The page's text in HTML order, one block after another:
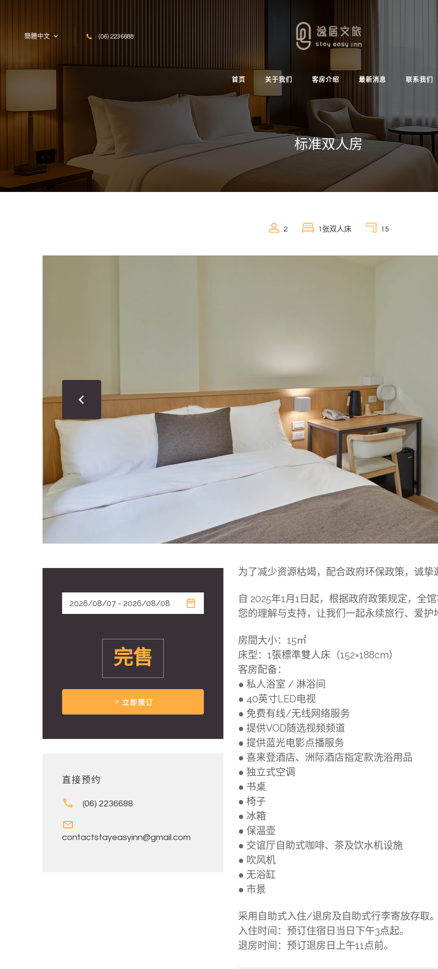
簡體中文 (06) 2236688
首页 关于我们 客房介绍 最新消息 联系我们
标准双人房
2 1张双人床 15
为了减少资源枯竭，配合政府环保政策，诚挚
自 2025年1月1日起，根据政府政策规定，全
您的理解与支持，让我们一起永续旅行、爱护
房間大小：15㎡
床型：1張標準雙人床（152×188cm）
客房配备：
● 私人浴室 / 淋浴间
● 40英寸LED电视
● 免费有线/无线网络服务
● 提供VOD随选视频频道
● 提供蓝光电影点播服务
● 喜来登酒店、洲际酒店指定款洗浴用品
● 独立式空调
● 书桌
● 椅子
● 冰箱
● 保温壶
● 交谊厅自助式咖啡、茶及饮水机设施
● 吹风机
● 无浴缸
● 市景
采用自助式入住/退房及自助式行李寄放存取。
入住时间：预订住宿日当日下午3点起。
退房时间：预订退房日上午11点前。
完售
立即预订
直接预约
(06) 2236688
contactstayeasyinn@gmail.com